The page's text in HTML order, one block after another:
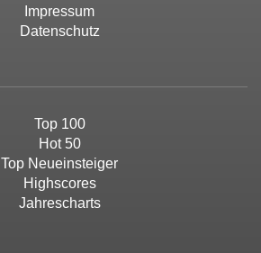
Impressum
Datenschutz
Top 100
Hot 50
Top Neueinsteiger
Highscores
Jahrescharts